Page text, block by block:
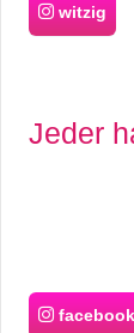
witzig
Jeder
facebook